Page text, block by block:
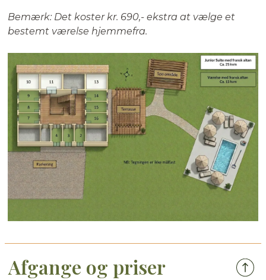
Bemærk: Det koster kr. 690,- ekstra at vælge et
bestemt værelse hjemmefra.
Afgange og priser